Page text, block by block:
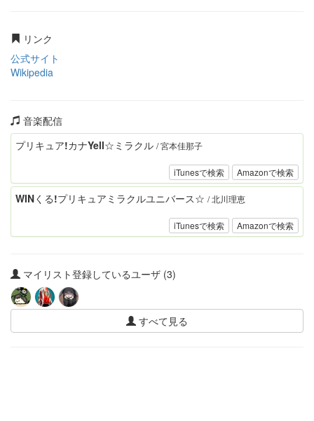
リンク
公式サイト
Wikipedia
音楽配信
iTunesで検索 Amazonで検索
プリキュア!カナYell☆ミラクル / 宮本佳那子
iTunesで検索 Amazonで検索
WINくる!プリキュアミラクルユニバース☆ / 北川理恵
マイリスト登録しているユーザ (3)
すべて見る